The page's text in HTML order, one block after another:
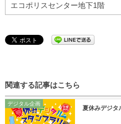
エコポリスセンター地下1階
関連する記事はこちら
デジタル企画
夏休みデジタ